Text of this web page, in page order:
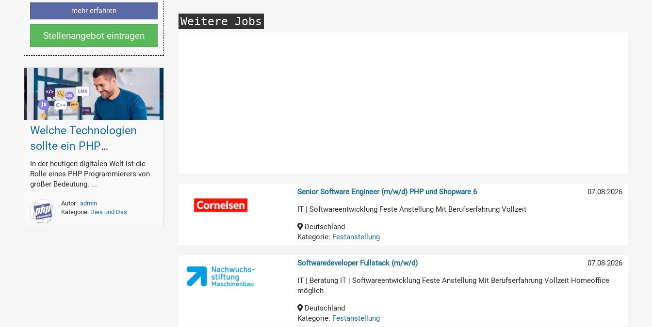
Weitere Jobs
07.08.2026
Senior Software Engineer (m/w/d) PHP und Shopware 6
IT | Softwareentwicklung Feste Anstellung Mit Berufserfahrung Vollzeit
Deutschland
Kategorie: Festanstellung
07.08.2026
Softwaredeveloper Fullstack (m/w/d)
IT | Beratung IT | Softwareentwicklung Feste Anstellung Mit Berufserfahrung Vollzeit Homeoffice
möglich
Deutschland
Kategorie: Festanstellung
mehr erfahren
Stellenangebot eintragen
Welche Technologien
sollte ein PHP
Programmierer
beherrschen?
In der heutigen digitalen Welt ist die
Rolle eines PHP Programmierers von
großer Bedeutung. ...
Autor : admin
Kategorie: Dies und Das